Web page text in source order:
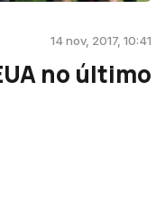
14 nov, 2017, 10:41
no último